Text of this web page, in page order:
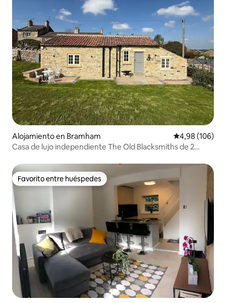
Alojamiento en Bramham Calificación
4,98 (106)
Casa de lujo independiente The Old Blacksmiths de 2
Favorito entre huéspedes
Favorito entre huéspedes